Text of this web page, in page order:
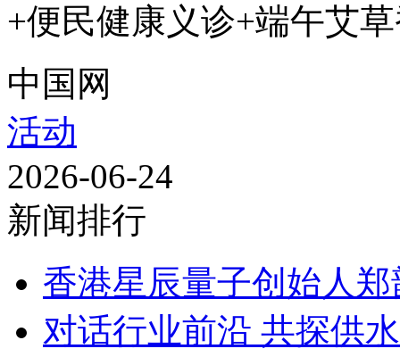
+便民健康义诊+端午艾
中国网
活动
2026-06-24
新闻排行
香港星辰量子创始人
对话行业前沿 共探供